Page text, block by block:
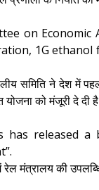
on
1G
समिति ने देश में
योजना को मंजूरी दे दी
has released
मंत्रालय की